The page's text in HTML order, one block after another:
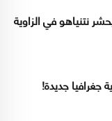
نتنياهو في الزاوية
جغرافيا جديدة!